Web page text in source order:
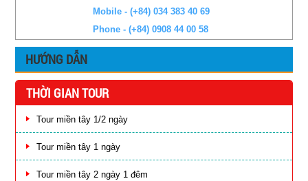
Mobile - (+84) 034 383 40 69
Phone - (+84) 0908 44 00 58
HƯỚNG DẪN
THỜI GIAN TOUR
Tour miền tây 1/2 ngày
Tour miền tây 1 ngày
Tour miền tây 2 ngày 1 đêm